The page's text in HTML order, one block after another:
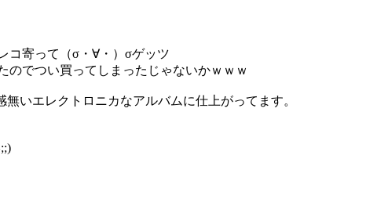
コ寄って（σ・∀・）σゲッツ
のでつい買ってしまったじゃないかｗｗｗ
いエレクトロニカなアルバムに仕上がってます。